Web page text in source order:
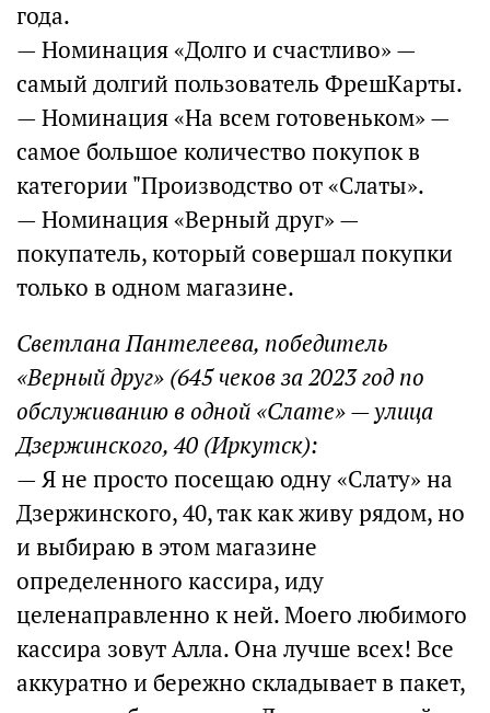
года.
— Номинация «Долго и счастливо» —
самый долгий пользователь ФрешКарты.
— Номинация «На всем готовеньком» —
самое большое количество покупок в
категории "Производство от «Слаты».
— Номинация «Верный друг» —
покупатель, который совершал покупки
только в одном магазине.
Светлана Пантелеева, победитель
«Верный друг» (645 чеков за 2023 год по
обслуживанию в одной «Слате» — улица
Дзержинского, 40 (Иркутск):
— Я не просто посещаю одну «Слату» на
Дзержинского, 40, так как живу рядом, но
и выбираю в этом магазине
определенного кассира, иду
целенаправленно к ней. Моего любимого
кассира зовут Алла. Она лучше всех! Все
аккуратно и бережно складывает в пакет,